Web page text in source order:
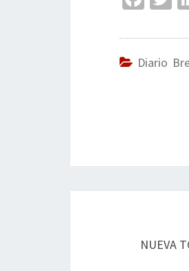
b
o
tt
Diario
entradasNUEVA